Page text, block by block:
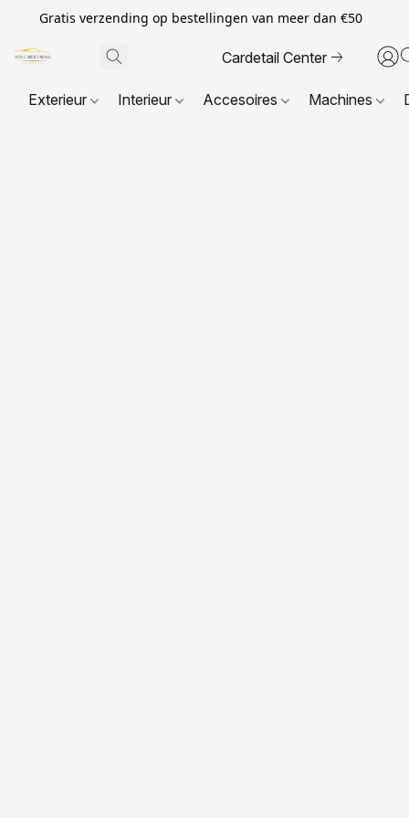
Gratis verzending op bestellingen van meer dan €50
Cardetail Center
Exterieur Interieur Accesoires Machines